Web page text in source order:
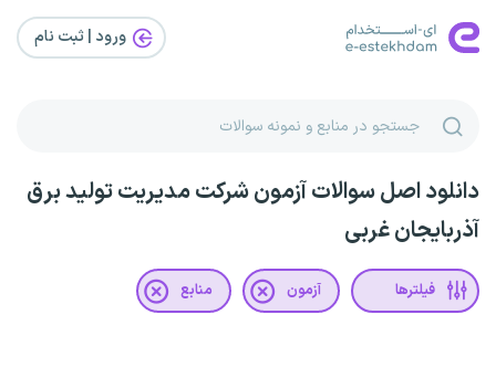
ورود | ثبت‌ نام
دانلود اصل سوالات آزمون شرکت مدیریت تولید برق
آذربایجان غربی
فیلترها آزمون منابع